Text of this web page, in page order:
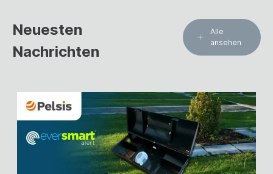
Neuesten
Nachrichten
Alle
ansehen